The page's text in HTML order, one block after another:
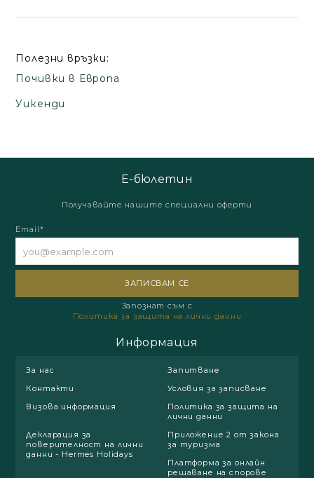
Полезни връзки:
Почивки в Европа
Уикенди
Е-бюлетин
Получавайте нашите специални оферти
Email*
Запознат съм с
Политика за защита на лични данни
Информация
За нас
Запитване
Контакти
Условия за записване
Визова информация
Политика за защита на
лични данни
Декларация за
поверителност на лични
данни - Hermes Holidays
Приложение 2 от закона
за туризма
Платформа за онлайн
решаване на спорове